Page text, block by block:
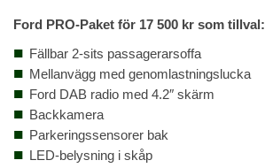
Ford PRO-Paket för 17 500 kr som tillval:
Fällbar 2-sits passagerarsoffa
Mellanvägg med genomlastningslucka
Ford DAB radio med 4.2″ skärm
Backkamera
Parkeringssensorer bak
LED-belysning i skåp